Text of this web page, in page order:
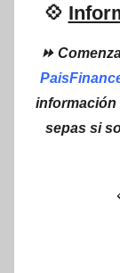
💠
⏩
información
sepas si